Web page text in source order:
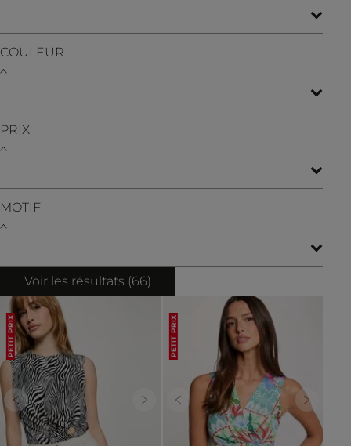
COULEUR
PRIX
MOTIF
Voir les résultats (66)
PETIT PRIX
Previous Next
PETIT PRIX
Previous Next